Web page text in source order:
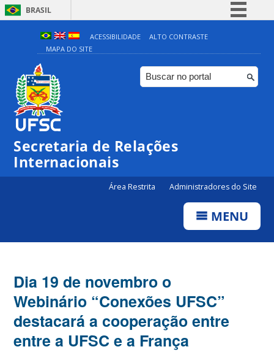
BRASIL
Simplifique!
Comunica BR
Participe
ACESSIBILIDADE
ALTO CONTRASTE
MAPA DO SITE
Secretaria de Relações
Internacionais
Área Restrita Administradores do Site
MENU
Dia 19 de novembro o
Webinário “Conexões UFSC”
destacará a cooperação entre
entre a UFSC e a França